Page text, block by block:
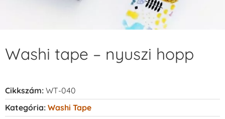
Washi tape – nyuszi hopp
Cikkszám: WT-040
Kategória: Washi Tape